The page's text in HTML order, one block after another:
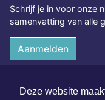
Deze website
Schrijf je in voor onze
samenvatting van alle
Aanmelden